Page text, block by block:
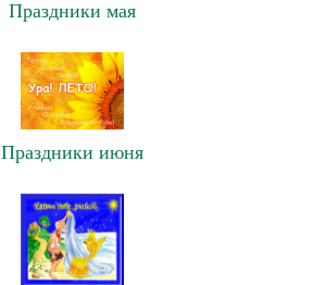
Праздники мая
Праздники июня